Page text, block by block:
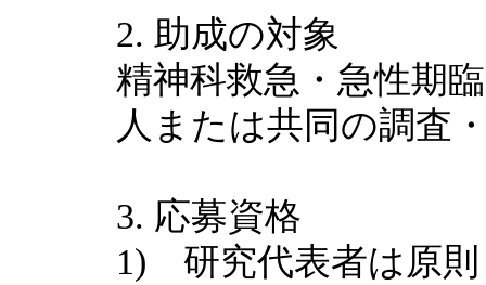
2. 助成の対象
精神科救急・急性期
人または共同の調査
3. 応募資格
1) 研究代表者は原則